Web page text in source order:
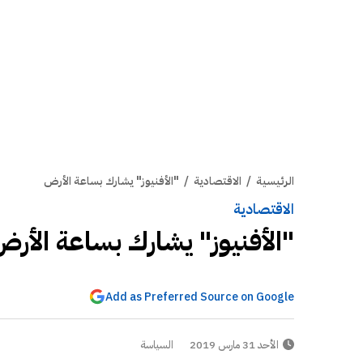
الرئيسية / الاقتصادية / "الأفنيوز" يشارك بساعة الأرض
الاقتصادية
"الأفنيوز" يشارك بساعة
Add as Preferred Source on Google
الأحد 31 مارس 2019 السياسة